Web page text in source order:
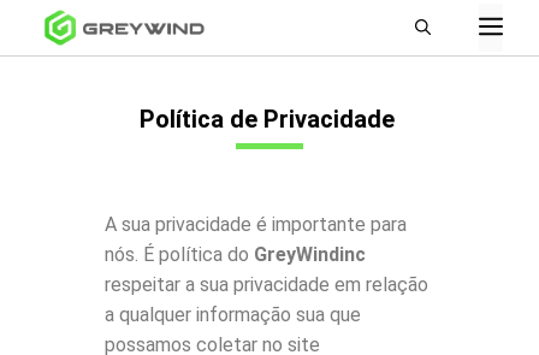
Política de Privacidade
A sua privacidade é importante para
nós. É política do GreyWindinc
respeitar a sua privacidade em relação
a qualquer informação sua que
possamos coletar no site